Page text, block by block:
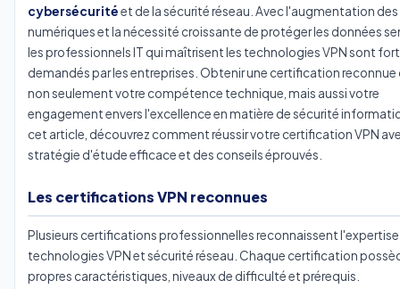
cybersécuritéet de la sécurité réseau. Avec l'augmentation
numériques et la nécessité croissante de protéger les données
les professionnels IT qui maîtrisent les technologies VPN sont
demandés par les entreprises. Obtenir une certification
non seulement votre compétence technique, mais aussi votre
engagement envers l'excellence en matière de sécurité
cet article, découvrez comment réussir votre certification VPN
stratégie d'étude efficace et des conseils éprouvés.
Les certifications VPN reconnues
Plusieurs certifications professionnelles reconnaissent l'expertise
technologies VPN et sécurité réseau. Chaque certification
propres caractéristiques, niveaux de difficulté et prérequis.